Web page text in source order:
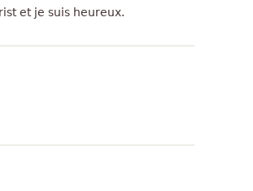
et je suis heureux.